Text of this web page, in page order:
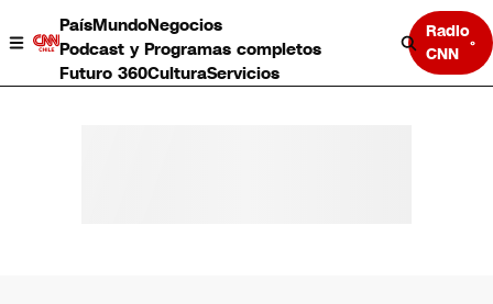
PaísMundoNegocios
Podcast y Programas completos
Futuro 360CulturaServicios
Radio
CNN